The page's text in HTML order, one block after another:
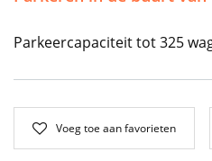
Parkeercapaciteit tot 325
Voeg toe aan favorieten